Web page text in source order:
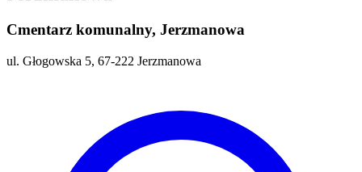
Cmentarz komunalny, Jerzmanowa
ul. Głogowska 5, 67-222 Jerzmanowa